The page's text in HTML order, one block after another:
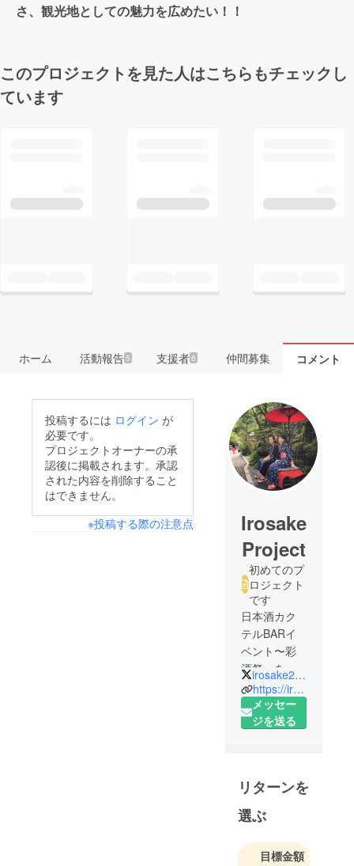
さ、観光地としての魅力を広めたい！！
このプロジェクトを見た人はこちらもチェックし
ています
ホーム 活動報告5 支援者6 仲間募集 コメント
投稿するには ログイン が
必要です。
プロジェクトオーナーの承
認後に掲載されます。承認
された内容を削除すること
はできません。
※投稿する際の注意点
Irosake
Project
初めてのプ
ロジェクト
です
日本酒カク
テルBARイ
ベント〜彩
酒祭〜を企
画していま
す。
日本酒が苦
そして若者
たちに、
飲みやす
く、日本酒
の良さを引
irosake2017
https://irosake2017.wixsite.com/irosake-official
メッセー
ジを送る
リターンを
選ぶ
目標金額